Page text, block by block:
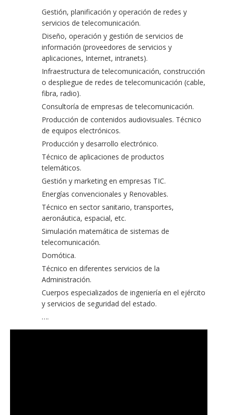
Gestión, planificación y operación de redes y
servicios de telecomunicación.
Diseño, operación y gestión de servicios de
información (proveedores de servicios y
aplicaciones, Internet, intranets).
Infraestructura de telecomunicación, construcción
o despliegue de redes de telecomunicación (cable,
fibra, radio).
Consultoría de empresas de telecomunicación.
Producción de contenidos audiovisuales. Técnico
de equipos electrónicos.
Producción y desarrollo electrónico.
Técnico de aplicaciones de productos
telemáticos.
Gestión y marketing en empresas TIC.
Energías convencionales y Renovables.
Técnico en sector sanitario, transportes,
aeronáutica, espacial, etc.
Simulación matemática de sistemas de
telecomunicación.
Domótica.
Técnico en diferentes servicios de la
Administración.
Cuerpos especializados de ingeniería en el ejército
y servicios de seguridad del estado.
….